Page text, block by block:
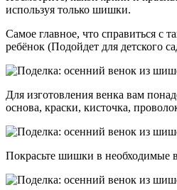
используя только шишки.
Самое главное, что справиться с
ребёнок (Подойдет для детского
Для изготовления венка вам
основа, краски, кисточка,
Покрасьте шишки в необходимые